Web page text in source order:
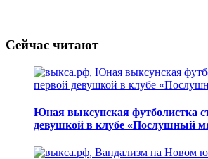
Сейчас читают
Юная выксунская футболистка
девушкой в клубе «Послушный